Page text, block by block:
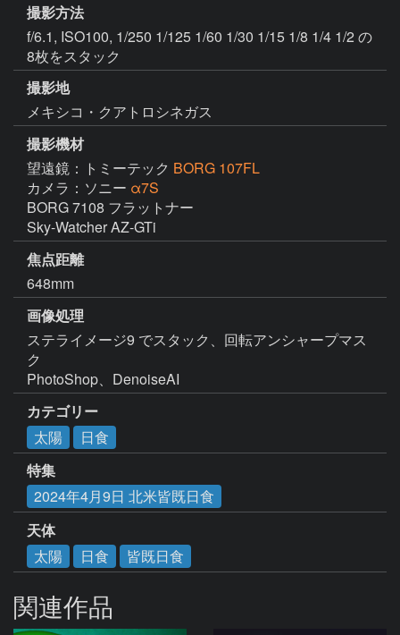
撮影方法
f/6.1, ISO100, 1/250 1/125 1/60 1/30 1/15 1/8 1/4 1/2 の
8枚をスタック
撮影地
メキシコ・クアトロシネガス
撮影機材
望遠鏡：トミーテック BORG 107FL
カメラ：ソニー α7S
BORG 7108 フラットナー
Sky-Watcher AZ-GTi
焦点距離
648mm
画像処理
ステライメージ9 でスタック、回転アンシャープマス
ク
PhotoShop、DenoiseAI
カテゴリー
太陽
日食
特集
2024年4月9日 北米皆既日食
天体
太陽
日食 皆既日食
関連作品